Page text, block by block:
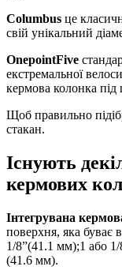
Columbus це
свій унікальний
OnepointFive
екстремальної
кермова колонка
Щоб правильно
стакан.
Існують
кермових
Інтегрувана
поверхня, яка буває
1/8”(41.1 мм);1 або
(41.6 мм).